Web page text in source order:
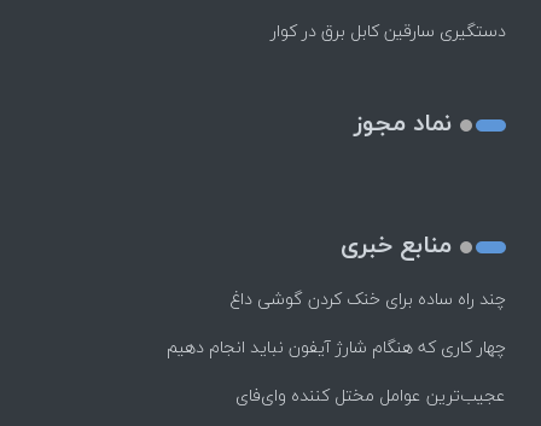
دستگیری سارقین کابل برق در کوار
نماد مجوز
منابع خبری
چند راه‌ ساده برای خنک کردن گوشی داغ
چهار کاری که هنگام شارژ آیفون نباید انجام دهیم
عجیب‌ترین عوامل مختل کننده وای‌فای